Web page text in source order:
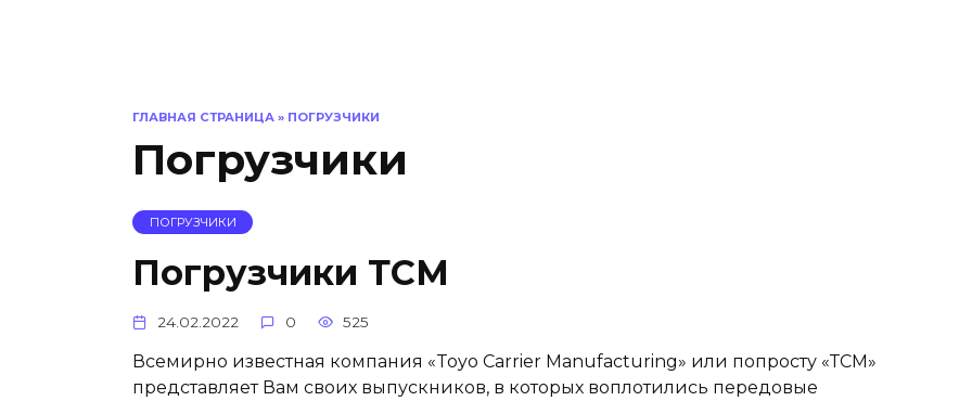
ГЛАВНАЯ СТРАНИЦА » ПОГРУЗЧИКИ
Погрузчики
ПОГРУЗЧИКИ
Погрузчики ТСМ
24.02.2022 0 525
Всемирно известная компания «Toyo Carrier Manufacturing» или попросту «ТСМ»
представляет Вам своих выпускников, в которых воплотились передовые